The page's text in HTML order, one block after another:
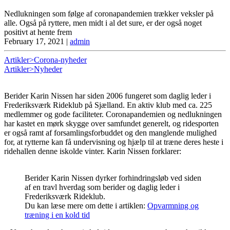
Nedlukningen som følge af coronapandemien trækker veksler på
alle. Også på ryttere, men midt i al det sure, er der også noget
positivt at hente frem
February 17, 2021 | admin
Artikler>Corona-nyheder
Artikler>Nyheder
Berider Karin Nissen har siden 2006 fungeret som daglig leder i
Frederiksværk Rideklub på Sjælland. En aktiv klub med ca. 225
medlemmer og gode faciliteter. Coronapandemien og nedlukningen
har kastet en mørk skygge over samfundet generelt, og ridesporten
er også ramt af forsamlingsforbuddet og den manglende mulighed
for, at rytterne kan få undervisning og hjælp til at træne deres heste i
ridehallen denne iskolde vinter. Karin Nissen forklarer:
Berider Karin Nissen dyrker forhindringsløb ved siden
af en travl hverdag som berider og daglig leder i
Frederiksværk Rideklub.
Du kan læse mere om dette i artiklen: Opvarmning og
træning i en kold tid